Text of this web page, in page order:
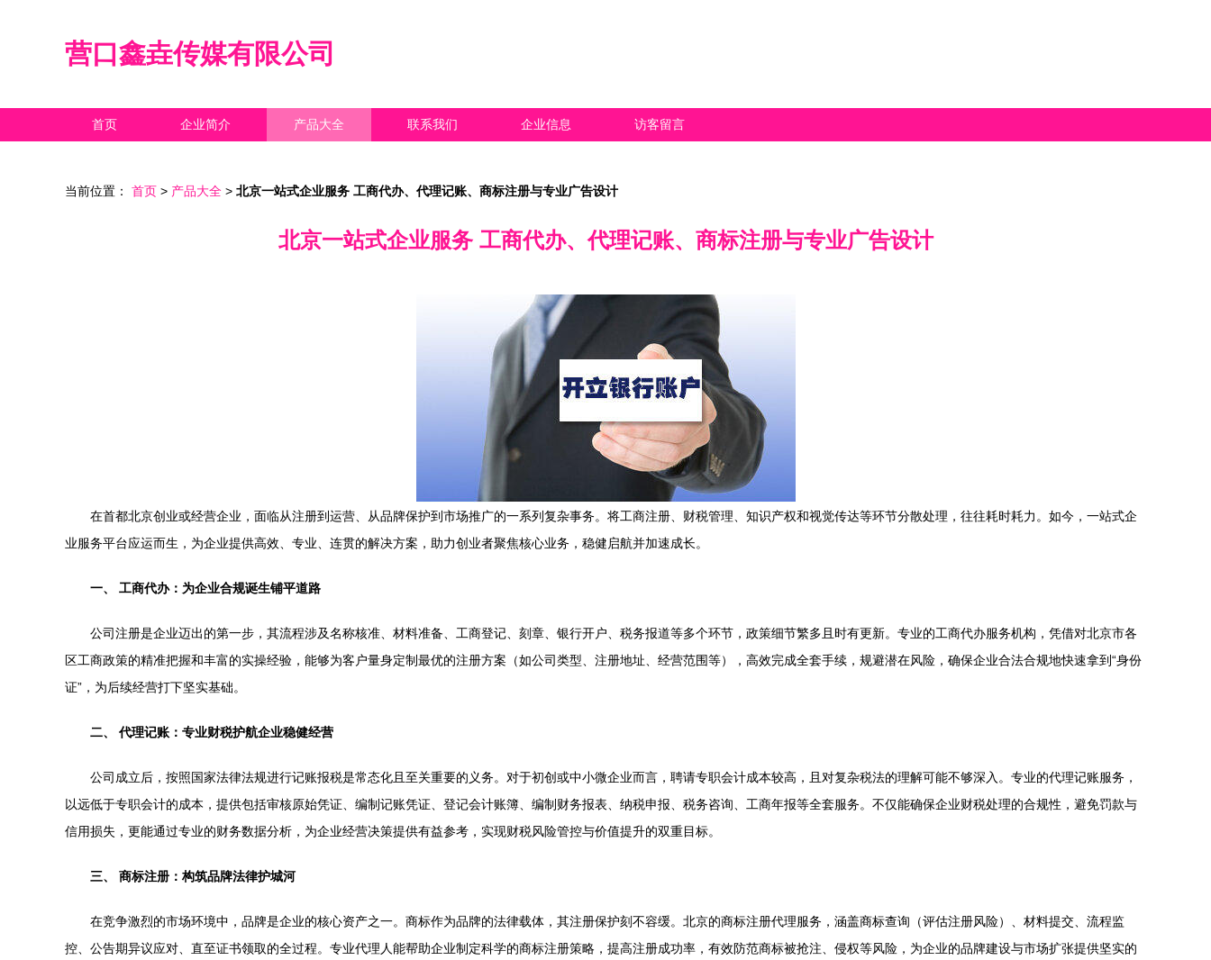
营口鑫垚传媒有限公司
首页 企业简介 产品大全 联系我们 企业信息 访客留言
当前位置： 首页 > 产品大全 > 北京一站式企业服务 工商代办、代理记账、商标注册与专业广告设计
北京一站式企业服务 工商代办、代理记账、商标注册与专业广告设计
在首都北京创业或经营企业，面临从注册到运营、从品牌保护到市场推广的一系列复杂事务。将工商注册、财税管理、知识产权和视觉传达等环节分散处理，往往耗时耗力。如今，一站式企
业服务平台应运而生，为企业提供高效、专业、连贯的解决方案，助力创业者聚焦核心业务，稳健启航并加速成长。
一、 工商代办：为企业合规诞生铺平道路
公司注册是企业迈出的第一步，其流程涉及名称核准、材料准备、工商登记、刻章、银行开户、税务报道等多个环节，政策细节繁多且时有更新。专业的工商代办服务机构，凭借对北京市各
区工商政策的精准把握和丰富的实操经验，能够为客户量身定制最优的注册方案（如公司类型、注册地址、经营范围等），高效完成全套手续，规避潜在风险，确保企业合法合规地快速拿到“身份
证”，为后续经营打下坚实基础。
二、 代理记账：专业财税护航企业稳健经营
公司成立后，按照国家法律法规进行记账报税是常态化且至关重要的义务。对于初创或中小微企业而言，聘请专职会计成本较高，且对复杂税法的理解可能不够深入。专业的代理记账服务，
以远低于专职会计的成本，提供包括审核原始凭证、编制记账凭证、登记会计账簿、编制财务报表、纳税申报、税务咨询、工商年报等全套服务。不仅能确保企业财税处理的合规性，避免罚款与
信用损失，更能通过专业的财务数据分析，为企业经营决策提供有益参考，实现财税风险管控与价值提升的双重目标。
三、 商标注册：构筑品牌法律护城河
在竞争激烈的市场环境中，品牌是企业的核心资产之一。商标作为品牌的法律载体，其注册保护刻不容缓。北京的商标注册代理服务，涵盖商标查询（评估注册风险）、材料提交、流程监
控、公告期异议应对、直至证书领取的全过程。专业代理人能帮助企业制定科学的商标注册策略，提高注册成功率，有效防范商标被抢注、侵权等风险，为企业的品牌建设与市场扩张提供坚实的